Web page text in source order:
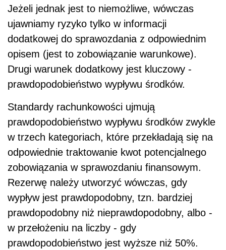
Jeżeli jednak jest to niemożliwe, wówczas
ujawniamy ryzyko tylko w informacji
dodatkowej do sprawozdania z odpowiednim
opisem (jest to zobowiązanie warunkowe).
Drugi warunek dodatkowy jest kluczowy -
prawdopodobieństwo wypływu środków.
Standardy rachunkowości ujmują
prawdopodobieństwo wypływu środków zwykle
w trzech kategoriach, które przekładają się na
odpowiednie traktowanie kwot potencjalnego
zobowiązania w sprawozdaniu finansowym.
Rezerwę należy utworzyć wówczas, gdy
wypływ jest prawdopodobny, tzn. bardziej
prawdopodobny niż nieprawdopodobny, albo -
w przełożeniu na liczby - gdy
prawdopodobieństwo jest wyższe niż 50%.